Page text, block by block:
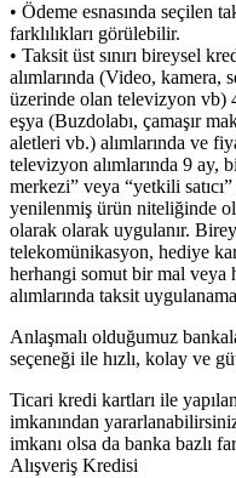
• Ödeme esnasında seçilen
farklılıkları görülebilir.
• Taksit üst sınırı bireysel
alımlarında (Video, kamera,
üzerinde olan televizyon vb)
eşya (Buzdolabı, çamaşır
aletleri vb.) alımlarında ve
televizyon alımlarında 9 ay,
merkezi” veya “yetkili
yenilenmiş ürün niteliğinde
olarak olarak uygulanır.
telekomünikasyon, hediye
herhangi somut bir mal veya
alımlarında taksit
Anlaşmalı olduğumuz
seçeneği ile hızlı, kolay ve
Ticari kredi kartları ile
imkanından
imkanı olsa da banka bazlı
Alışveriş Kredisi